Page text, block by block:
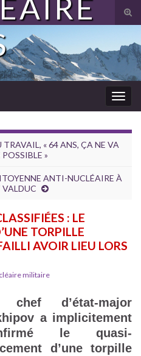
TRAVAIL, « 64 ANS, ÇA NE VA
POSSIBLE »
ANTI-NUCLÉAIRE À
: LE
TORPILLE
AVOIR LIEU LORS
militaire
chef d’état-major
a implicitement
le quasi-
d’une torpille